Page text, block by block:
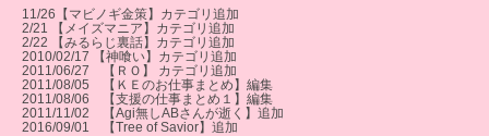
11/26【マビノギ金策】カテゴリ追加
2/21 【メイズマニア】カテゴリ追加
2/22 【みるらじ裏話】カテゴリ追加
2010/02/17 【神喰い】カテゴリ追加
2011/06/27 【ＲＯ】 カテゴリ追加
2011/08/05 【ＫＥのお仕事まとめ】編集
2011/08/06 【支援の仕事まとめ１】編集
2011/11/02 【Agi無しABさんが逝く】追加
2016/09/01 【Tree of Savior】追加